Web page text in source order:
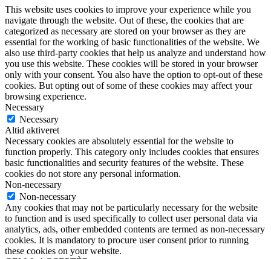
This website uses cookies to improve your experience while you
navigate through the website. Out of these, the cookies that are
categorized as necessary are stored on your browser as they are
essential for the working of basic functionalities of the website. We
also use third-party cookies that help us analyze and understand how
you use this website. These cookies will be stored in your browser
only with your consent. You also have the option to opt-out of these
cookies. But opting out of some of these cookies may affect your
browsing experience.
Necessary
Necessary
Altid aktiveret
Necessary cookies are absolutely essential for the website to
function properly. This category only includes cookies that ensures
basic functionalities and security features of the website. These
cookies do not store any personal information.
Non-necessary
Non-necessary
Any cookies that may not be particularly necessary for the website
to function and is used specifically to collect user personal data via
analytics, ads, other embedded contents are termed as non-necessary
cookies. It is mandatory to procure user consent prior to running
these cookies on your website.